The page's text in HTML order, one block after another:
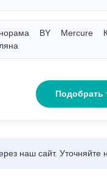
BY Mercure
Подобрать
наш сайт.